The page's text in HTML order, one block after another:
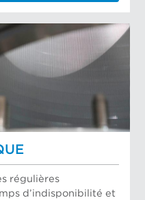
régulières
d’indisponibilité et